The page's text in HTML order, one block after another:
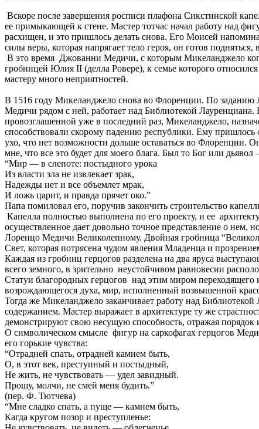
Вскоре после завершения росписи плафона Сикстинской
ее примыкающей к стене. Мастер тотчас начал работу над
расхищен, и это пришлось делать снова. Его Моисей
силы веры, которая напрягает тело героя, он готов
В это время Джованни Медичи, с которым Микеланджело
гробницей Юлия II (делла Ровере), к семье которого
мастеру много неприятностей.
В 1516 году Микеланджело снова во Флоренции. По заданию
Медичи рядом с ней, работает над Библиотекой
провозглашенной уже в последний раз, Микеланджело,
способствовали скорому падению республики. Ему
ухо, что нет возможности дольше оставаться во Флоренции.
мне, что все это будет для моего блага. Был то Бог или
“Мир — в слепоте: постыдного урока
Из власти зла не извлекает зрак,
Надежды нет и все объемлет мрак,
И ложь царит, и правда прячет око.”
Папа помиловал его, поручив закончить строительство
Капелла полностью выполнена по его проекту, и ее
осуществленное дает довольно точное представление о нем,
Лоренцо Медичи Великолепному. Двойная гробница
Свет, которая потрясена чудом явления Младенца и
Каждая из гробниц герцогов разделена на два яруса
всего земного, в зрительно неустойчивом равновесии
Статуи благородных герцогов над этим миром
возрождающегося духа, мир, исполненный возвышенной
Тогда же Микеланджело заканчивает работу над
содержанием. Мастер выражает в архитектуре ту же
демонстрируют свою несущую способность, отражая порядок
О символическом смысле фигур на саркофагах герцогов
его горькие чувства:
“Отрадней спать, отрадней камнем быть,
О, в этот век, преступный и постыдный,
Не жить, не чувствовать — удел завидный.
Прошу, молчи, не смей меня будить.”
(пер. Ф. Тютчева)
“Мне сладко спать, а пуще — камнем быть,
Кагда кругом позор и преступленье: